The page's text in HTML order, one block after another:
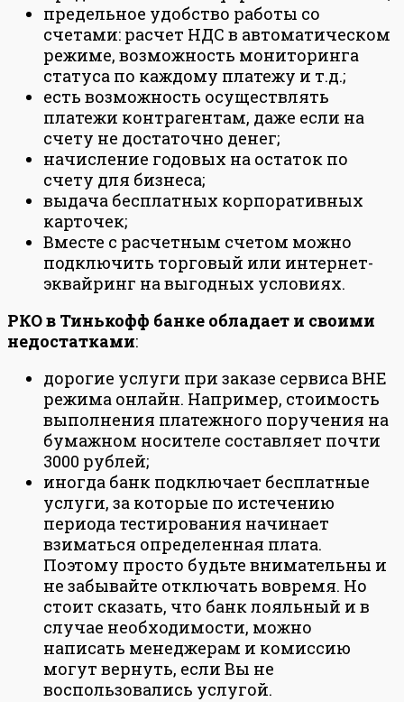
предельное удобство работы со
счетами: расчет НДС в автоматическом
режиме, возможность мониторинга
статуса по каждому платежу и т.д.;
есть возможность осуществлять
платежи контрагентам, даже если на
счету не достаточно денег;
начисление годовых на остаток по
счету для бизнеса;
выдача бесплатных корпоративных
карточек;
Вместе с расчетным счетом можно
подключить торговый или интернет-
эквайринг на выгодных условиях.
РКО в Тинькофф банке обладает и своими
недостатками:
дорогие услуги при заказе сервиса ВНЕ
режима онлайн. Например, стоимость
выполнения платежного поручения на
бумажном носителе составляет почти
3000 рублей;
иногда банк подключает бесплатные
услуги, за которые по истечению
периода тестирования начинает
взиматься определенная плата.
Поэтому просто будьте внимательны и
не забывайте отключать вовремя. Но
стоит сказать, что банк лояльный и в
случае необходимости, можно
написать менеджерам и комиссию
могут вернуть, если Вы не
воспользовались услугой.